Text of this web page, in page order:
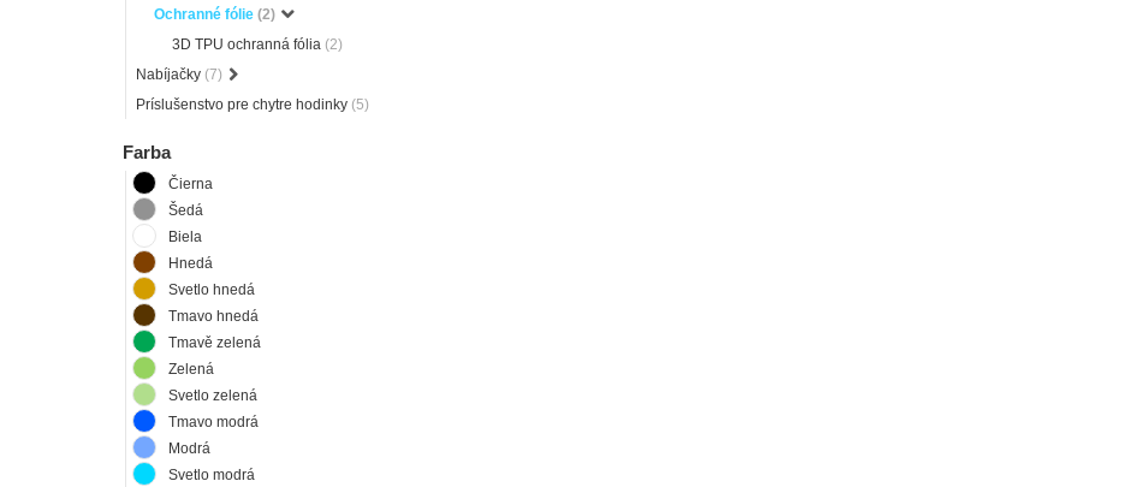
Ochranné fólie (2)
3D TPU ochranná fólia (2)
Nabíjačky (7)
Príslušenstvo pre chytre hodinky (5)
Farba
Čierna
Šedá
Biela
Hnedá
Svetlo hnedá
Tmavo hnedá
Tmavě zelená
Zelená
Svetlo zelená
Tmavo modrá
Modrá
Svetlo modrá